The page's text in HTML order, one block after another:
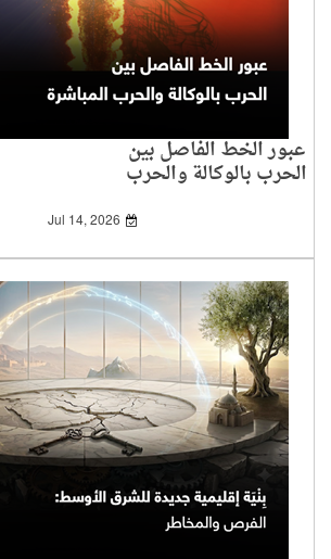
عبور الخط الفاصل بين
الحرب بالوكالة والحرب
Jul 14, 2026